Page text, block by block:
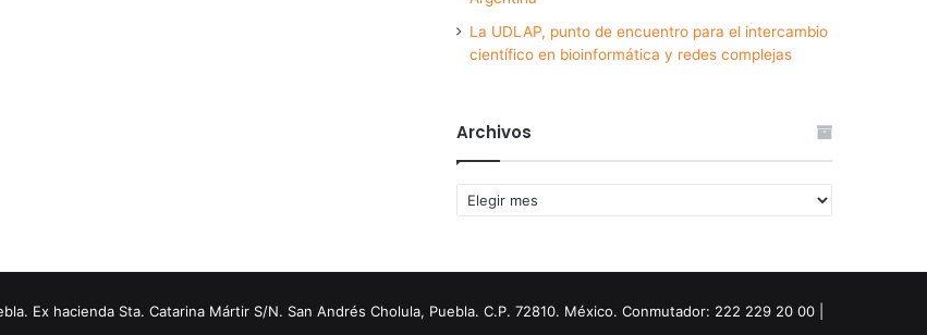
La UDLAP, punto de encuentro para el intercambio
científico en bioinformática y redes complejas
Archivos
Archivos
Ex hacienda Sta. Catarina Mártir S/N. San Andrés Cholula, Puebla. C.P. 72810. México. Conmutador: 222 229 20 00 |